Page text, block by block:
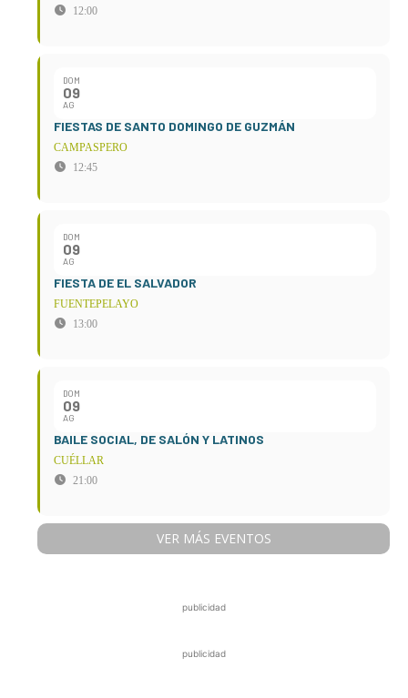
12:00
DOM
09
AG
FIESTAS DE SANTO DOMINGO DE GUZMÁN
CAMPASPERO
12:45
DOM
09
AG
FIESTA DE EL SALVADOR
FUENTEPELAYO
13:00
DOM
09
AG
BAILE SOCIAL, DE SALÓN Y LATINOS
CUÉLLAR
21:00
VER MÁS EVENTOS
publicidad
publicidad